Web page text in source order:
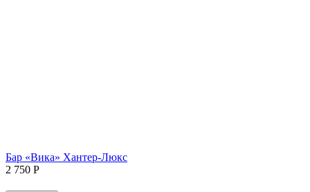
Бар «Вика» Хантер-Люкс
2 750 Р